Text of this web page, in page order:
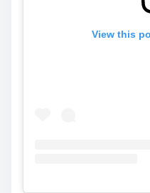
View this